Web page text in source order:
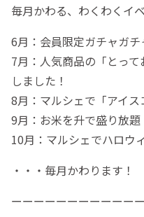
毎月かわる、わくわくイ
6月：会員限定ガチャガ
7月：人気商品の「とっ
しました！
8月：マルシェで「アイ
9月：お米を升で盛り放題
10月：マルシェでハロウ
・・・毎月かわります！
ーーーーーーーーーーー